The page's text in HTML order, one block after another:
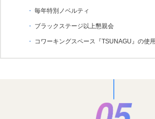
毎年特別ノベルティ
ブラックステージ以上懇親会
コワーキングスペース『TSUNAGU』の使